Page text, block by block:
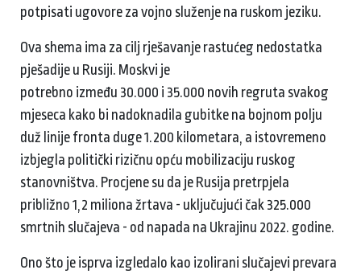
potpisati ugovore za vojno služenje na ruskom jeziku.
Ova shema ima za cilj rješavanje rastućeg nedostatka
pješadije u Rusiji. Moskvi je
potrebno između 30.000 i 35.000 novih regruta svakog
mjeseca kako bi nadoknadila gubitke na bojnom polju
duž linije fronta duge 1.200 kilometara, a istovremeno
izbjegla politički rizičnu opću mobilizaciju ruskog
stanovništva. Procjene su da je Rusija pretrpjela
približno 1,2 miliona žrtava - uključujući čak 325.000
smrtnih slučajeva - od napada na Ukrajinu 2022. godine.
Ono što je isprva izgledalo kao izolirani slučajevi prevara